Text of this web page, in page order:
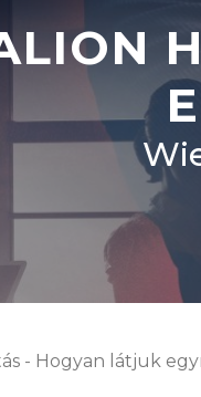
- Hogyan látjuk